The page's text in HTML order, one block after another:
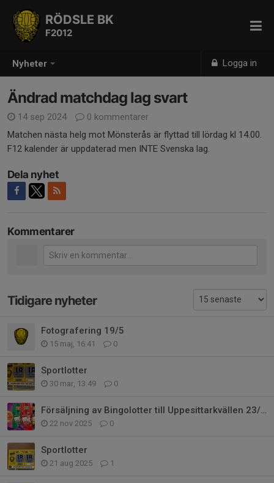
Nyheter Logga in
RÖDSLE BK
F2012
Ändrad matchdag lag svart
14 sep 2024
0 kommentarer
Matchen nästa helg mot Mönsterås är flyttad till lördag kl 14.00.
F12 kalender är uppdaterad men INTE Svenska lag.
Dela nyhet
Kommentarer
Tidigare nyheter
Fotografering 19/5
15 maj, 16:41 0
Sportlotter
30 mar, 13:49 0
Försäljning av Bingolotter till Uppesittarkvällen 23/12
22 nov 2025 0
Sportlotter
21 aug 2025 1